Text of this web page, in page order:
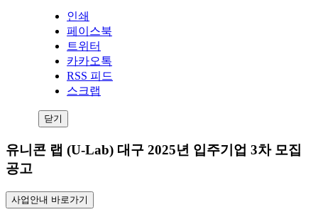
인쇄
페이스북
트위터
카카오톡
RSS 피드
스크랩
닫기
유니콘 랩 (U-Lab) 대구 2025년 입주기업 3차 모집
공고
사업안내 바로가기